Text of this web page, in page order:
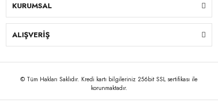
KURUMSAL
ALIŞVERİŞ
© Tüm Hakları Saklıdır. Kredi kartı bilgileriniz 256bit SSL sertifikası ile
korunmaktadır.